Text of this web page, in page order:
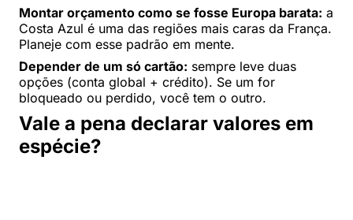
Montar orçamento como se fosse Europa barata: a
Costa Azul é uma das regiões mais caras da França.
Planeje com esse padrão em mente.
Depender de um só cartão: sempre leve duas
opções (conta global + crédito). Se um for
bloqueado ou perdido, você tem o outro.
Vale a pena declarar valores em
espécie?